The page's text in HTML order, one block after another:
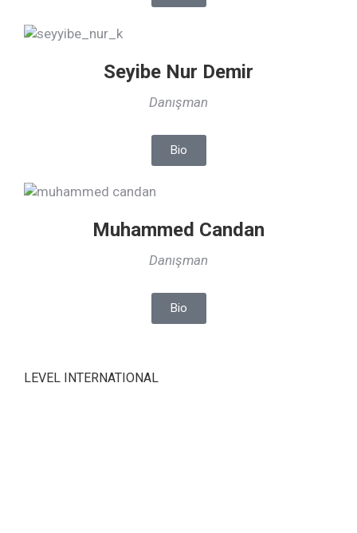
Seyibe Nur Demir
Danışman
Bio
Muhammed Candan
Danışman
Bio
LEVEL INTERNATIONAL